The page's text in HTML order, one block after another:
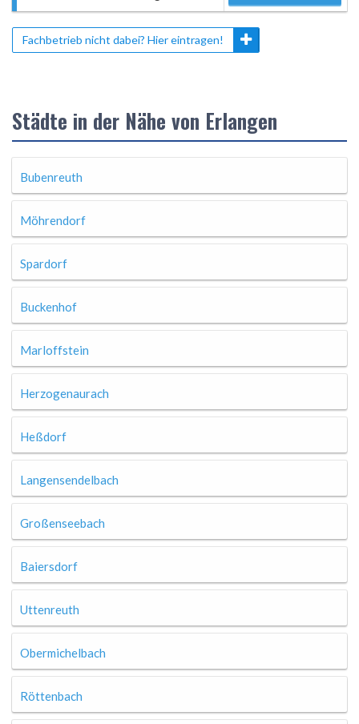
Fachbetrieb nicht dabei? Hier eintragen!
Städte in der Nähe von Erlangen
Bubenreuth
Möhrendorf
Spardorf
Buckenhof
Marloffstein
Herzogenaurach
Heßdorf
Langensendelbach
Großenseebach
Baiersdorf
Uttenreuth
Obermichelbach
Röttenbach